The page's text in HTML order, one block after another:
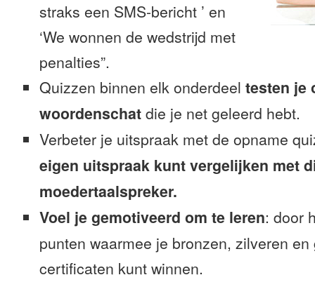
straks een SMS-bericht ’ en
‘We wonnen de wedstrijd met
penalties”.
Quizzen binnen elk onderdeel testen je
woordenschat die je net geleerd hebt.
Verbeter je uitspraak met de opname
eigen uitspraak kunt vergelijken met
moedertaalspreker.
Voel je gemotiveerd om te leren: door
punten waarmee je bronzen, zilveren en
certificaten kunt winnen.